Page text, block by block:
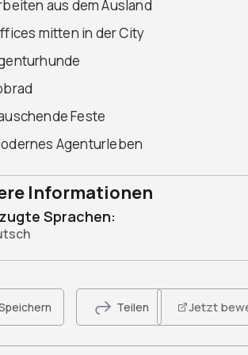
aus dem Ausland
mitten in der City
Feste
Agenturleben
Informationen
Sprachen:
Teilen Jetzt